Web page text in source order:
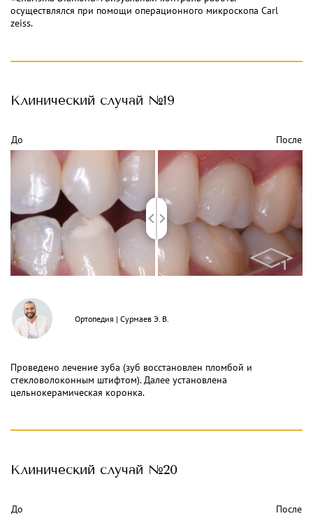
осуществлялся при помощи операционного микроскопа Carl
zeiss.
Клинический случай №19
До После
Ортопедия | Сурмаев Э. В.
Проведено лечение зуба (зуб восстановлен пломбой и
стекловолоконным штифтом). Далее установлена
цельнокерамическая коронка.
Клинический случай №20
До После